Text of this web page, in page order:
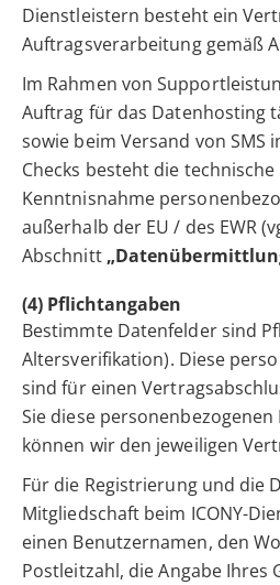
Dienstleistern besteht ein
Auftragsverarbeitung gemäß
Im Rahmen von
Auftrag für das Datenhosting
sowie beim Versand von SMS
Checks besteht die
Kenntnisnahme
außerhalb der EU / des EWR
Abschnitt
(4) Pflichtangaben
Bestimmte Datenfelder sind
Altersverifikation). Diese
sind für einen
Sie diese
können wir den jeweiligen
Für die Registrierung und die
Mitgliedschaft beim ICONY-
einen Benutzernamen, den
Postleitzahl, die Angabe Ihres